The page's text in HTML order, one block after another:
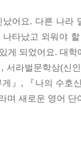
어요. 다른 나라
타났고 외워야
게 되었어요. 대
서라벌문학상(신
』, 『나의 수호
며 새로운 영어 단